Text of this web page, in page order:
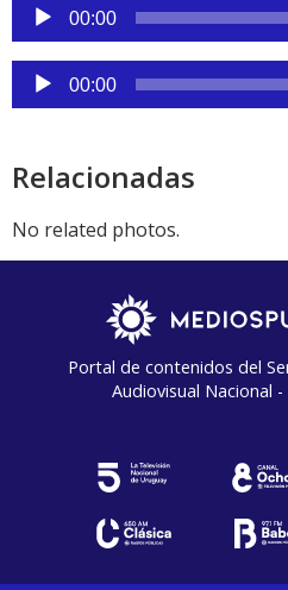
Reproductor
de
audio
00:00
Reproductor
de
00:00
Relacionadas
No related photos.
Portal de contenidos del
Audiovisual Nacional -